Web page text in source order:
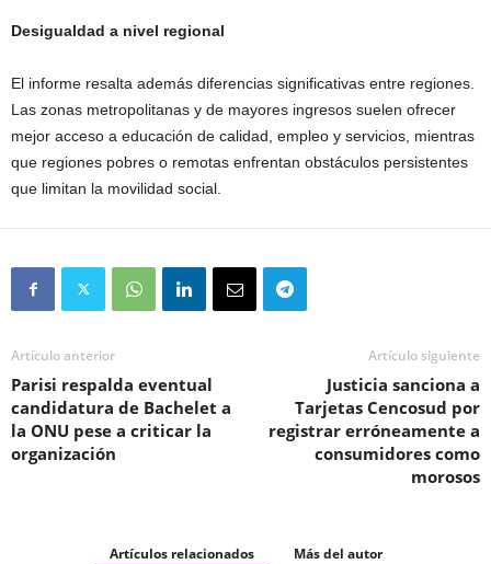
Desigualdad a nivel regional
El informe resalta además diferencias significativas entre regiones.
Las zonas metropolitanas y de mayores ingresos suelen ofrecer
mejor acceso a educación de calidad, empleo y servicios, mientras
que regiones pobres o remotas enfrentan obstáculos persistentes
que limitan la movilidad social.
Artículo anterior
Parisi respalda eventual
candidatura de Bachelet a
la ONU pese a criticar la
organización
Artículo siguiente
Justicia sanciona a
Tarjetas Cencosud por
registrar erróneamente a
consumidores como
morosos
Artículos relacionados Más del autor